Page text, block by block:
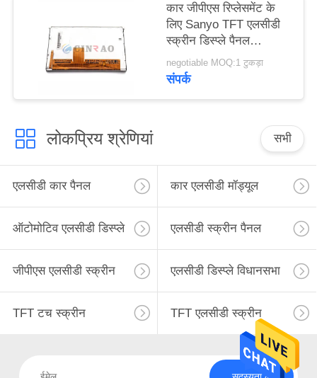
कार जीपीएस रिप्लेसमेंट के
लिए Sanyo TFT एलसीडी
स्क्रीन डिस्प्ले पैनल
L5S30978P00
negotiable MOQ:1 टुकड़ा
संपर्क
लोकप्रिय श्रेणियां सभी
एलसीडी कार पैनल कार एलसीडी मॉड्यूल
ऑटोमोटिव एलसीडी डिस्प्ले एलसीडी स्क्रीन पैनल
जीपीएस एलसीडी स्क्रीन एलसीडी डिस्प्ले विधानसभा
TFT टच स्क्रीन TFT एलसीडी स्क्रीन